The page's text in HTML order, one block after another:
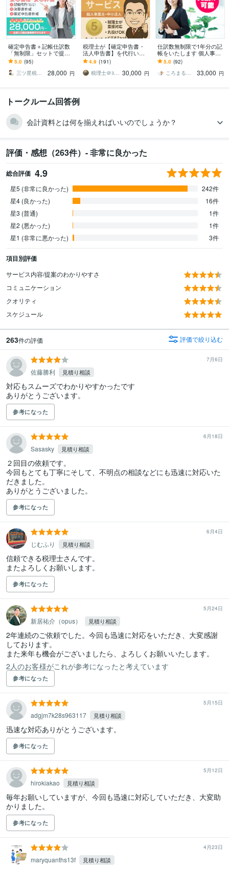
確定申告書＋記帳仕訳数
「無制限」セットで提供
します 可能な限りご要望
を取り入れ、価格の相談
にも柔軟に対応します
5.0 (95)
三ツ星税理士事務所
28,000 円
税理士が【確定申告書・
法人申告書】を代行いた
します 「売上1,000万円以
下」の個人事業主の方！
実績1,500件
4.9 (191)
税理士＠ｺｺﾅﾗ 30,000 円
仕訳数無制限で1年分の記
帳をいたします 個人事業
主から法人の方も対応可
能！各ソフト対応中！
5.0 (92)
ころまる経理
33,000 円
トークルーム回答例
会計資料とは何を揃えればいいのでしょうか？
評価・感想（263件）- 非常に良かった
総合評価 4.9
星5 (非常に良かった)
242件
星4 (良かった)
16件
星3 (普通)
1件
星2 (悪かった)
1件
星1 (非常に悪かった)
3件
項目別評価
サービス内容/提案のわかりやすさ
コミュニケーション
クオリティ
スケジュール
263件の評価 評価で絞り込む
7月6日
佐藤勝利 見積り相談
対応もスムーズでわかりやすかったです
ありがとうございます。
参考になった
6月18日
Sasasky 見積り相談
２回目の依頼です。
今回もとても丁寧にそして、不明点の相談などにも迅速に対応いた
だきました。
ありがとうございました。
参考になった
6月4日
じむふり 見積り相談
信頼できる税理士さんです。
またよろしくお願いします。
参考になった
5月24日
新居祐介（opus） 見積り相談
2年連続のご依頼でした。今回も迅速に対応をいただき、大変感謝
しております。
また来年も機会がございましたら、よろしくお願いいたします。
2人のお客様がこれが参考になったと考えています
参考になった
5月15日
adgjm7k28s963117 見積り相談
迅速な対応ありがとうございます。
参考になった
5月12日
hirokiakao 見積り相談
毎年お願いしていますが、今回も迅速に対応していただき、大変助
かりました。
参考になった
4月23日
maryquanths13f 見積り相談